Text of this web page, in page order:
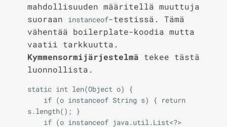
mahdollisuuden määritellä muuttuja
suoraan
instanceof-testissä. Tämä
vähentää boilerplate-koodia mutta
vaatii tarkkuutta.
Kymmensormijärjestelmä tekee tästä
luonnollista.
static int len(Object o) {
s.length(); }